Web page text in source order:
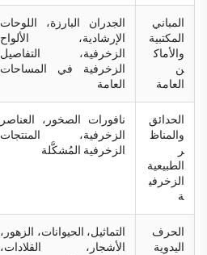
المباني
المكتبية
والأماك
ن
العامة
الجدران البارزة، اللوحات
الإرشادية، الألواح
الزخرفية، التفاصيل
الزخرفية في المساحات
العامة
الحدائق
والمناظ
ر
الطبيعية
الزخرفي
ة
نافورات الصخور، العناصر
الزخرفية، المنتجات
الزخرفية المُشكَّلة
الحرف
اليدوية
التماثيل، الحيوانات، الزهور،
الأشجار، القلادات،